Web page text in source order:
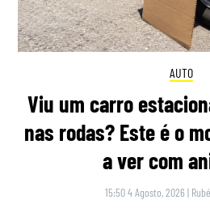
AUTO
Viu um carro
nas rodas? Este é o
a ver com
15:50 4 Agosto, 2026 |